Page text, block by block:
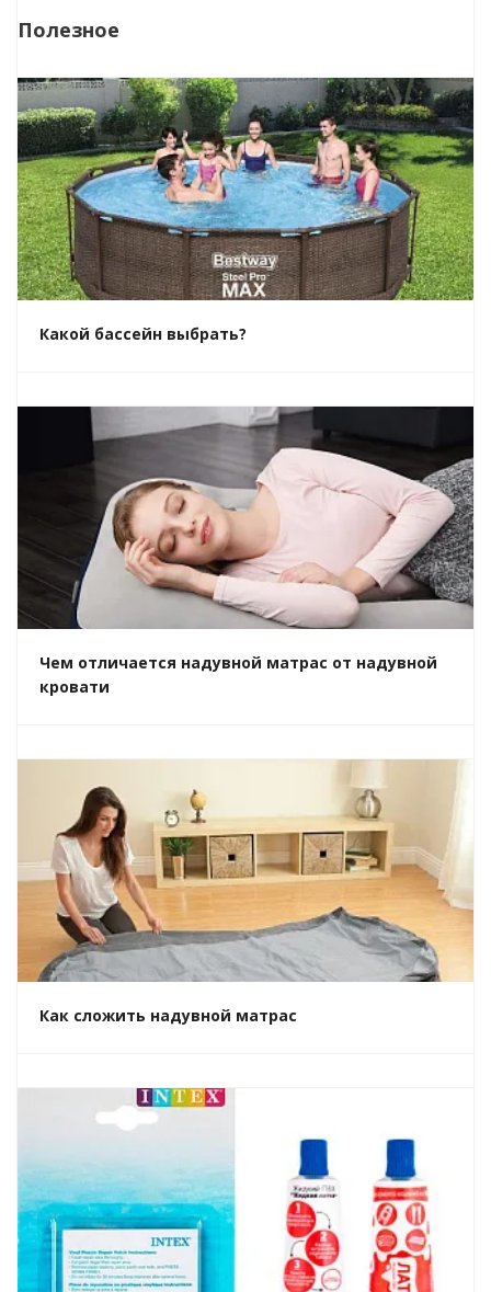
Полезное
Какой бассейн выбрать?
Чем отличается надувной матрас от надувной
кровати
Как сложить надувной матрас